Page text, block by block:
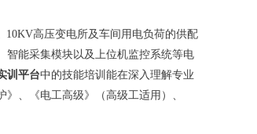
10KV高压变电所及车间用电负荷的供配
智能采集模块以及上位机监控系统等电
训平台中的技能培训能在深入理解专业
、《电工高级》（高级工适用）、